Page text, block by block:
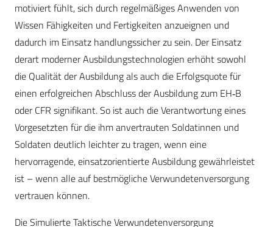
motiviert fühlt, sich durch regelmäßiges Anwenden von
Wissen Fähigkeiten und Fertigkeiten anzueignen und
dadurch im Einsatz handlungssicher zu sein. Der Einsatz
derart moderner Ausbildungstechnologien erhöht sowohl
die Qualität der Ausbildung als auch die Erfolgsquote für
einen erfolgreichen Abschluss der Ausbildung zum EH‑B
oder CFR signifikant. So ist auch die Verantwortung eines
Vorgesetzten für die ihm anvertrauten Soldatinnen und
Soldaten deutlich leichter zu tragen, wenn eine
hervorragende, einsatzorientierte Ausbildung gewährleistet
ist – wenn alle auf bestmögliche Verwundetenversorgung
vertrauen können.
Die Simulierte Taktische Verwundetenversorgung